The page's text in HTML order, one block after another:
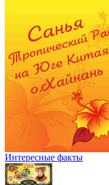
Интересные факты